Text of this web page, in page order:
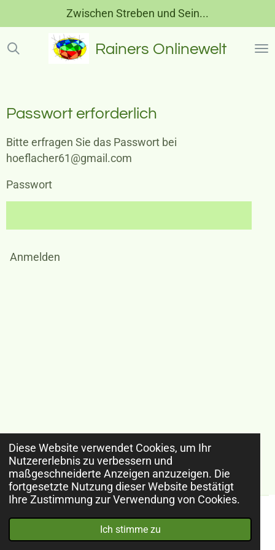
Diese Website verwendet Cookies, um Ihr
Nutzererlebnis zu verbessern und
maßgeschneiderte Anzeigen anzuzeigen. Die
fortgesetzte Nutzung dieser Website bestätigt
Ihre Zustimmung zur Verwendung von Cookies.
Ich stimme zu
Hauptinhalt
springen
Rainers Onlinewelt
Zwischen Streben und Sein...
Passwort erforderlich
Bitte erfragen Sie das Passwort bei
hoeflacher61@gmail.com
Passwort
Anmelden
© 2024 - 2026 Rainers Onlinewelt
Webador